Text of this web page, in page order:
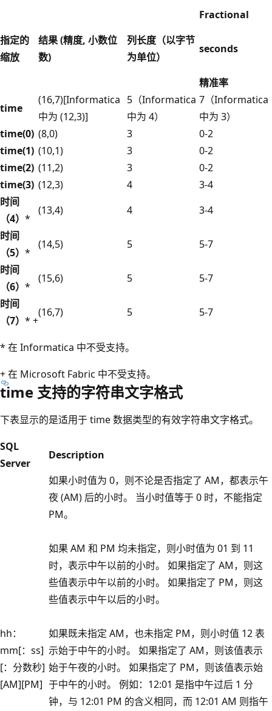
指定的
缩放
结果 (精度, 小数位
数)
列长度（以字节
为单位）
Fractional
seconds
精准率
time
(16,7)[Informatica
中为 (12,3)]
5（Informatica
中为 4）
7（Informatica
中为 3）
time(0) (8,0) 3
0-2
time(1) (10,1) 3
0-2
time(2) (11,2) 3
0-2
time(3) (12,3) 4
3-4
时间
（4） *
(13,4) 4
3-4
时间
（5） *
(14,5) 5
5-7
时间
（6） *
(15,6) 5
5-7
时间
（7） * +
(16,7) 5 5-7
* 在 Informatica 中不受支持。
+ 在 Microsoft Fabric 中不受支持。
time 支持的字符串文字格式
下表显示的是适用于 time 数据类型的有效字符串文字格式。
SQL
Server
Description
hh：
mm[：ss]
[：分数秒]
[AM][PM]
如果小时值为 0，则不论是否指定了 AM，都表示午
夜 (AM) 后的小时。 当小时值等于 0 时，不能指定
PM。
如果 AM 和 PM 均未指定，则小时值为 01 到 11
时，表示中午以前的小时。 如果指定了 AM，则这
些值表示中午以前的小时。 如果指定了 PM，则这
些值表示中午以后的小时。
如果既未指定 AM，也未指定 PM，则小时值 12 表
示始于中午的小时。 如果指定了 AM，则该值表示
始于午夜的小时。 如果指定了 PM，则该值表示始
于中午的小时。 例如：12:01 是指中午过后 1 分
钟，与 12:01 PM 的含义相同，而 12:01 AM 则指午